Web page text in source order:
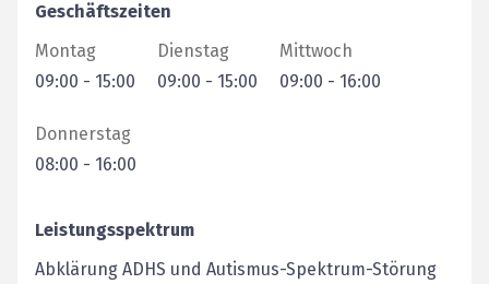
Geschäftszeiten
Montag
09:00 - 15:00
Dienstag
09:00 - 15:00
Mittwoch
09:00 - 16:00
Donnerstag
08:00 - 16:00
Leistungsspektrum
Abklärung ADHS und Autismus-Spektrum-Störung